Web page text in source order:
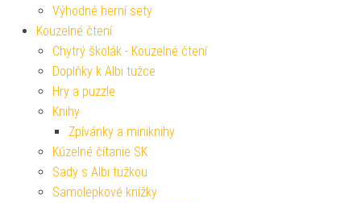
Výhodné herní sety
Kouzelné čtení
Chytrý školák - Kouzelné čtení
Doplňky k Albi tužce
Hry a puzzle
Knihy
Zpívánky a miniknihy
Kúzelné čítanie SK
Sady s Albi tužkou
Samolepkové knížky